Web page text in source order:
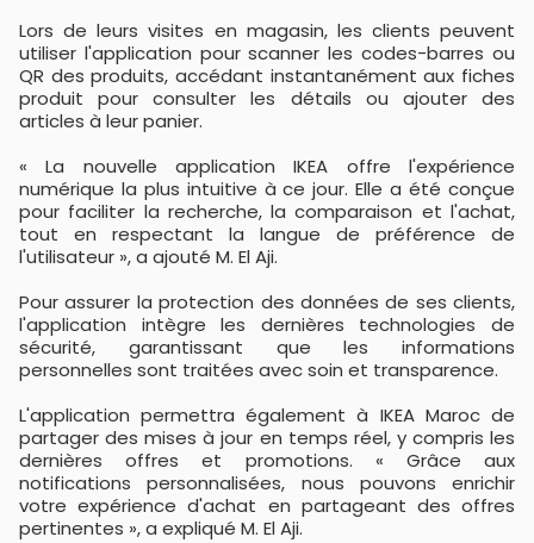
Lors de leurs visites en magasin, les clients peuvent
utiliser l'application pour scanner les codes-barres ou
QR des produits, accédant instantanément aux fiches
produit pour consulter les détails ou ajouter des
articles à leur panier.
« La nouvelle application IKEA offre l'expérience
numérique la plus intuitive à ce jour. Elle a été conçue
pour faciliter la recherche, la comparaison et l'achat,
tout en respectant la langue de préférence de
l'utilisateur », a ajouté M. El Aji.
Pour assurer la protection des données de ses clients,
l'application intègre les dernières technologies de
sécurité, garantissant que les informations
personnelles sont traitées avec soin et transparence.
L'application permettra également à IKEA Maroc de
partager des mises à jour en temps réel, y compris les
dernières offres et promotions. « Grâce aux
notifications personnalisées, nous pouvons enrichir
votre expérience d'achat en partageant des offres
pertinentes », a expliqué M. El Aji.